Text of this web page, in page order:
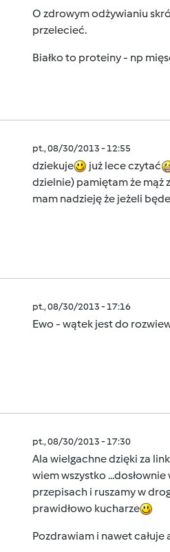
O zdrowym odżywianiu
przelecieć.
Białko to proteiny - np
pt., 08/30/2013 - 12:55
dziekuje
już lece czytać
dzielnie) pamiętam że mąż
mam nadzieję że jeżeli
pt., 08/30/2013 - 17:16
Ewo - wątek jest do
pt., 08/30/2013 - 17:30
Ala wielgachne dzięki za link
wiem wszystko ...dosłownie
przepisach i ruszamy w
prawidłowo kucharze
Pozdrawiam i nawet całuje